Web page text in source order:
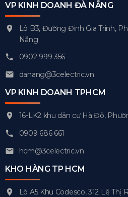
VP KINH DOANH ĐÀ NẴNG
Lô B3, Đường Đinh Gia Trinh,
Nẵng
0902 999 356
danang@3celectric.vn
VP KINH DOANH TPHCM
16-LK2 khu dân cư Hà Đô,
0909 686 661
hcm@3celectric.vn
KHO HÀNG TP HCM
Lô A5 Khu Codesco, 312 Lê Thị